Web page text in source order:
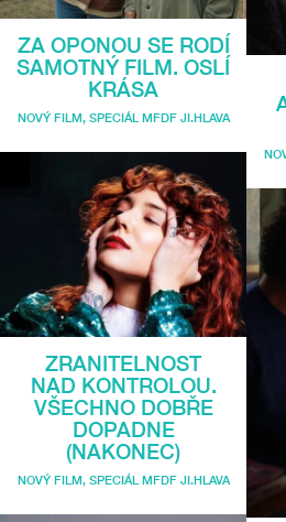
ZA OPONOU SE RODÍ
SAMOTNÝ FILM. OSLÍ
KRÁSA
NOVÝ FILM, SPECIÁL MFDF JI.HLAVA
ZRANITELNOST
NAD KONTROLOU.
VŠECHNO DOBŘE
DOPADNE
(NAKONEC)
NOVÝ FILM, SPECIÁL MFDF JI.HLAVA